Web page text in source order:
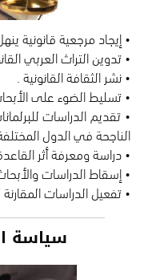
• تقديم الدراسات
• تفعيل الدراسات
سياسة